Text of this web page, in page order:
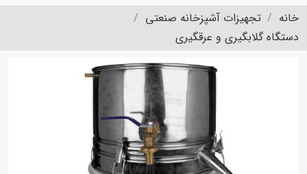
خانه
تجهیزات آشپزخانه صنعتی
دستگاه گلابگیری و عرقگیری